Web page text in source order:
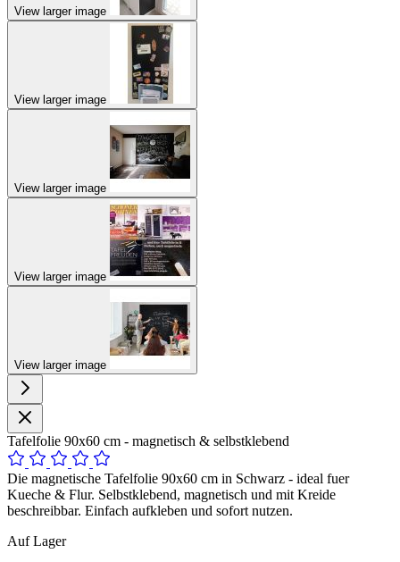
View larger image
View larger image
View larger image
View larger image
View larger image
Tafelfolie 90x60 cm - magnetisch & selbstklebend
Die magnetische Tafelfolie 90x60 cm in Schwarz - ideal fuer
Kueche & Flur. Selbstklebend, magnetisch und mit Kreide
beschreibbar. Einfach aufkleben und sofort nutzen.
Auf Lager